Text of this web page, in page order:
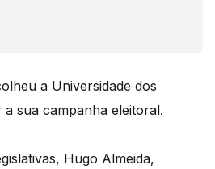
a Universidade dos
sua campanha eleitoral.
Hugo Almeida,